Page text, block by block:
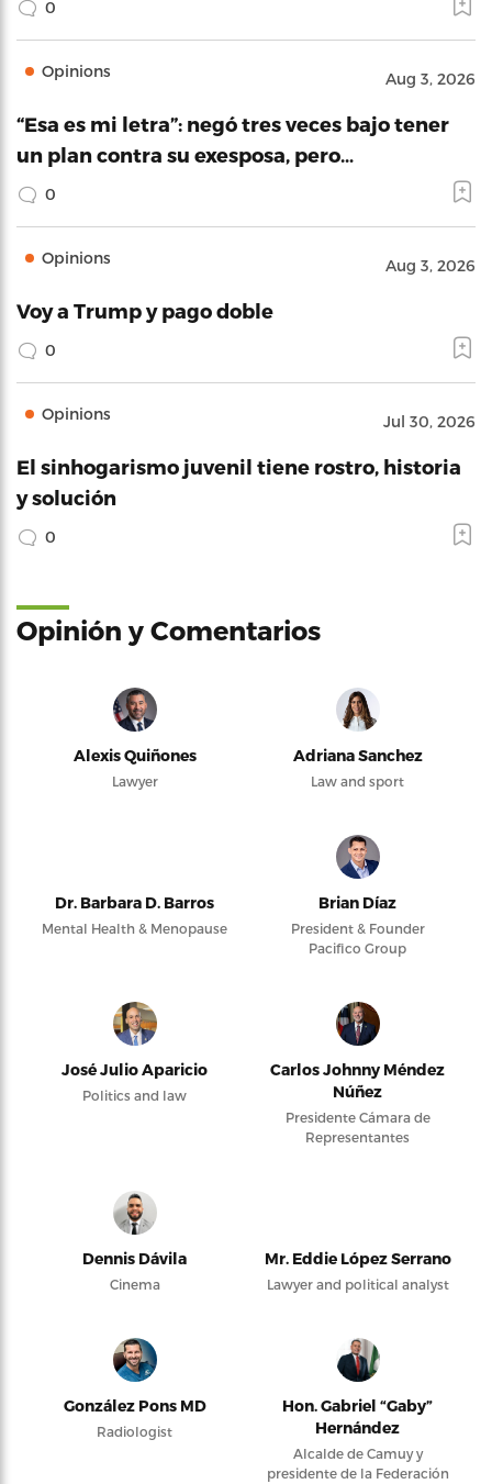
0
Opinions Aug 3, 2026
“Esa es mi letra”: negó tres veces bajo tener
un plan contra su exesposa, pero…
0
Opinions Aug 3, 2026
Voy a Trump y pago doble
0
Opinions Jul 30, 2026
El sinhogarismo juvenil tiene rostro, historia
y solución
0
Opinión y Comentarios
Alexis Quiñones
Lawyer
Adriana Sanchez
Law and sport
Dr. Barbara D. Barros
Mental Health & Menopause
Brian Díaz
President & Founder
Pacifico Group
José Julio Aparicio
Politics and law
Carlos Johnny Méndez
Núñez
Presidente Cámara de
Representantes
Dennis Dávila
Cinema
Mr. Eddie López Serrano
Lawyer and political analyst
González Pons MD
Radiologist
Hon. Gabriel “Gaby”
Hernández
Alcalde de Camuy y
presidente de la Federación